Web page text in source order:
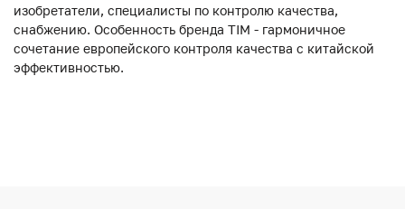
изобретатели, специалисты по контролю качества,
снабжению. Особенность бренда TIM - гармоничное
сочетание европейского контроля качества с китайской
эффективностью.